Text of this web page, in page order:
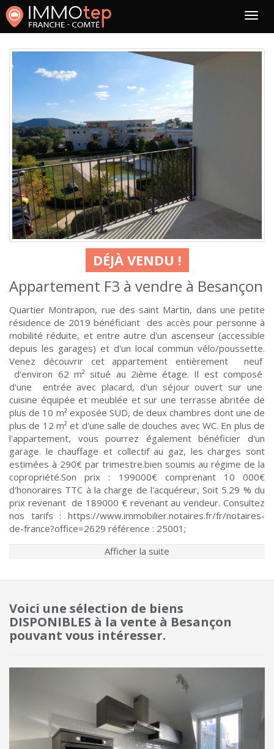
DÉJÀ VENDU !
Appartement F3 à vendre à Besançon
Quartier Montrapon, rue des saint Martin, dans une petite
résidence de 2019 bénéficiant des accès pour personne à
mobilité réduite, et entre autre d'un ascenseur (accessible
depuis les garages) et d'un local commun vélo/poussette.
Venez découvrir cet appartement entièrement neuf
d'environ 62 m² situé au 2ième étage. Il est composé
d'une entrée avec placard, d'un séjour ouvert sur une
cuisine équipée et meublée et sur une terrasse abritée de
plus de 10 m² exposée SUD, de deux chambres dont une de
plus de 12 m² et d'une salle de douches avec WC. En plus de
l'appartement, vous pourrez également bénéficier d'un
garage. le chauffage et collectif au gaz, les charges sont
estimées à 290€ par trimestre.bien soumis au régime de la
copropriété.Son prix : 199000€ comprenant 10 000€
d'honoraires TTC à la charge de l'acquéreur, Soit 5.29 % du
prix revenant de 189000 € revenant au vendeur. Consultez
nos tarifs : https://www.immobilier.notaires.fr/fr/notaires-
de-france?office=2629 référence : 25001;
Afficher la suite
Voici une sélection de biens
DISPONIBLES à la vente à Besançon
pouvant vous intéresser.